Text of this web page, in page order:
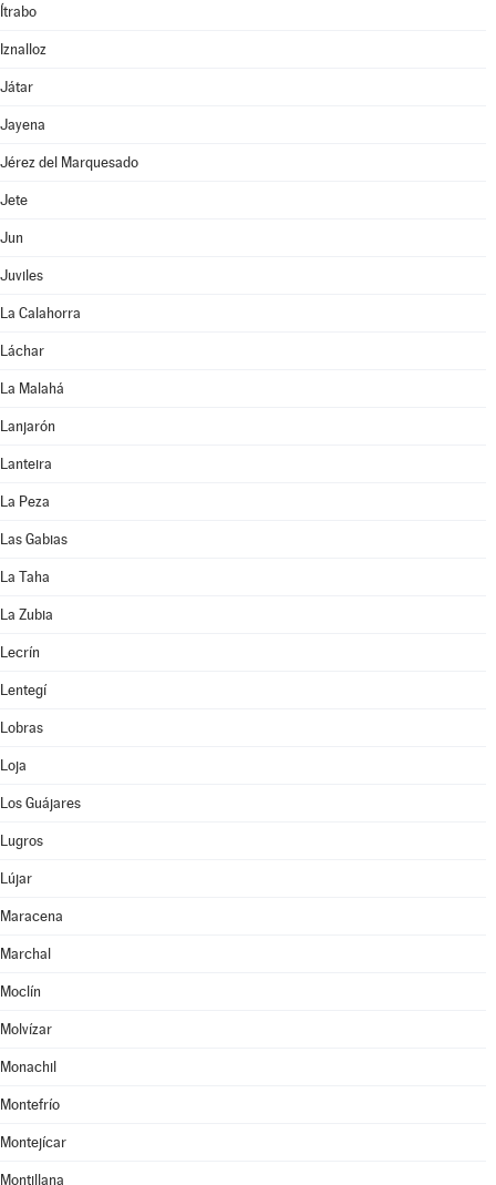
Ítrabo
Iznalloz
Játar
Jayena
Jérez del Marquesado
Jete
Jun
Juviles
La Calahorra
Láchar
La Malahá
Lanjarón
Lanteira
La Peza
Las Gabias
La Taha
La Zubia
Lecrín
Lentegí
Lobras
Loja
Los Guájares
Lugros
Lújar
Maracena
Marchal
Moclín
Molvízar
Monachil
Montefrío
Montejícar
Montillana